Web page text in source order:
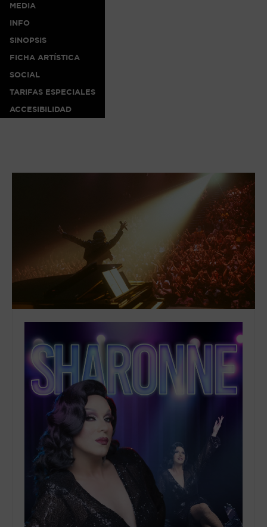
MEDIA
INFO
SINOPSIS
FICHA ARTÍSTICA
SOCIAL
TARIFAS ESPECIALES
ACCESIBILIDAD